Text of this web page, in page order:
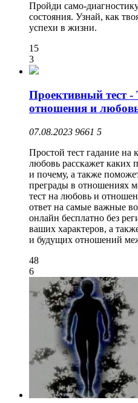
Пройди само-
состояния. Узнай, как
успехи в жизни.
15
3
Проективный тест -
отношения и
07.08.2023 9661 5
Простой тест гадание на
любовь расскажет
и почему, а также
преграды в отношениях
тест на любовь и
ответ на самые важные
онлайн бесплатно без
ваших характеров, а
и будущих отношений
48
6